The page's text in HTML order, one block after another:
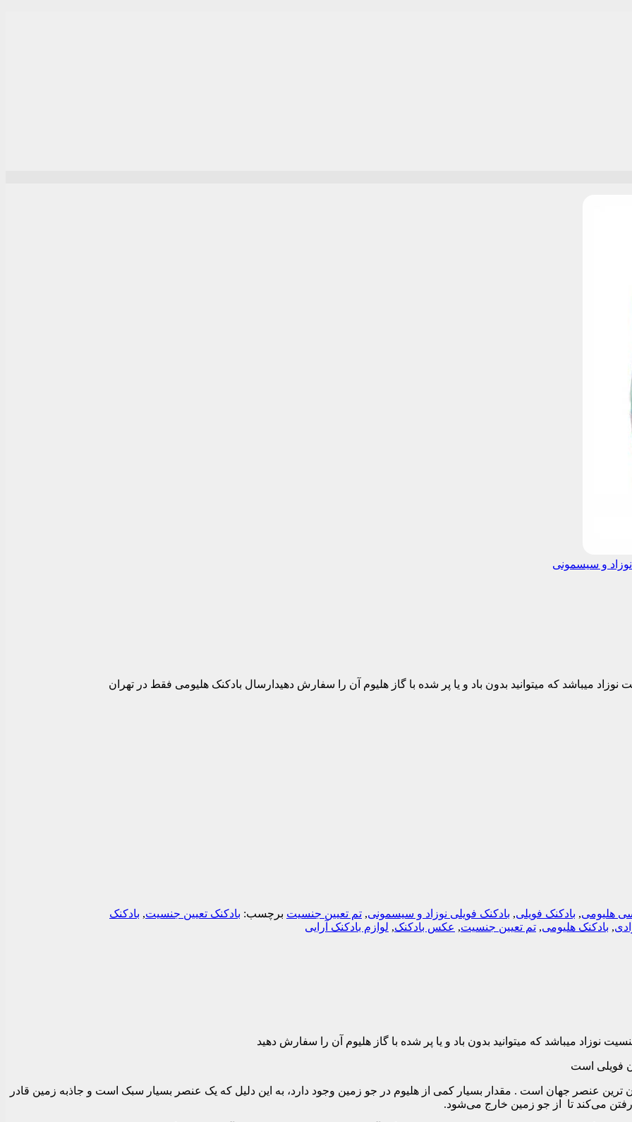
و سیسمونی
میباشد که میتوانید بدون باد و یا پر شده با گاز هلیوم آن را سفارش دهیدارسال بادکنک هلیومی فقط در تهران
هلیومی, بادکنک فویلی, بادکنک فویلی نوزاد و سیسمونی, تم تعیین جنسیت برچسب: بادکنک تعیین جنسیت, بادکنک
, بادکنک هلیومی, تم تعیین جنسیت, عکس بادکنک, لوازم بادکنک آرایی
میباشد که میتوانید بدون باد و یا پر شده با گاز هلیوم آن را سفارش دهید
فویلی است
ترین عنصر جهان است . مقدار بسیار کمی از هلیوم در جو زمین وجود دارد، به این دلیل که یک عنصر بسیار سبک است و جاذبه زمین قادر
می‌کند تا از جو زمین خارج می‌شود.